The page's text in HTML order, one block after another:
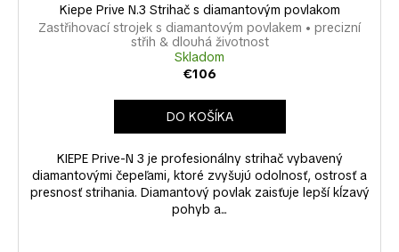
Kiepe Prive N.3 Strihač s diamantovým povlakom
Zastřihovací strojek s diamantovým povlakem • precizní
střih & dlouhá životnost
Skladom
€106
DO KOŠÍKA
KIEPE Prive-N 3 je profesionálny strihač vybavený
diamantovými čepeľami, ktoré zvyšujú odolnosť, ostrosť a
presnosť strihania. Diamantový povlak zaisťuje lepší kĺzavý
pohyb a...